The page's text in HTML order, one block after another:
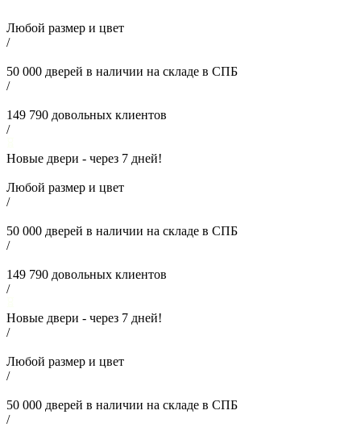
Любой размер и цвет
/
50 000 дверей в наличии на складе в СПБ
/
149 790 довольных клиентов
/
Новые двери - через 7 дней!
Любой размер и цвет
/
50 000 дверей в наличии на складе в СПБ
/
149 790 довольных клиентов
/
Новые двери - через 7 дней!
/
Любой размер и цвет
/
50 000 дверей в наличии на складе в СПБ
/